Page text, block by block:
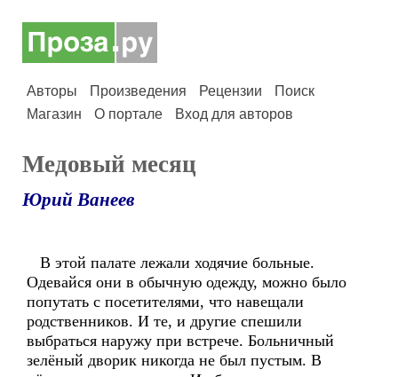
Авторы Произведения Рецензии
Поиск
Магазин
О портале Вход для авторов
Медовый месяц
Юрий Ванеев
В этой палате лежали ходячие больные.
Одевайся они в обычную одежду, можно было
попутать с посетителями, что навещали
родственников. И те, и другие спешили
выбраться наружу при встрече. Больничный
зелёный дворик никогда не был пустым. В